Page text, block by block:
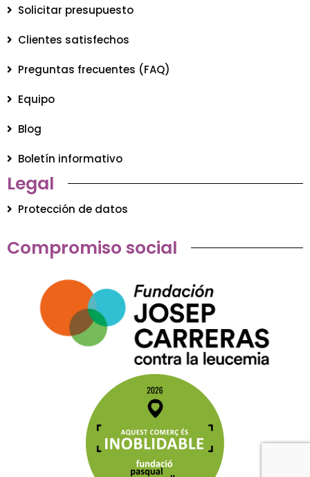
Solicitar presupuesto
Clientes satisfechos
Preguntas frecuentes (FAQ)
Equipo
Blog
Boletín informativo
Legal
Protección de datos
Compromiso social